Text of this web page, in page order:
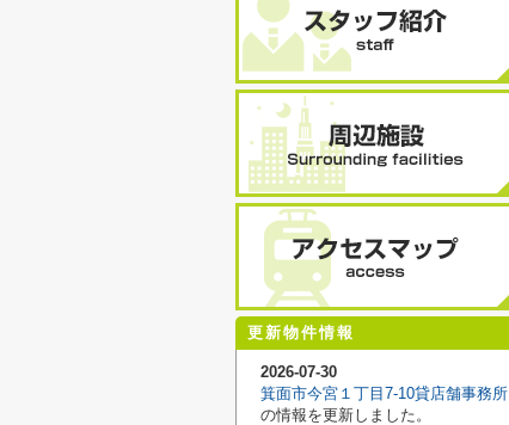
更新物件情報
2026-07-30
箕面市今宮１丁目7-10貸店舗事務所
の情報を更新しました。